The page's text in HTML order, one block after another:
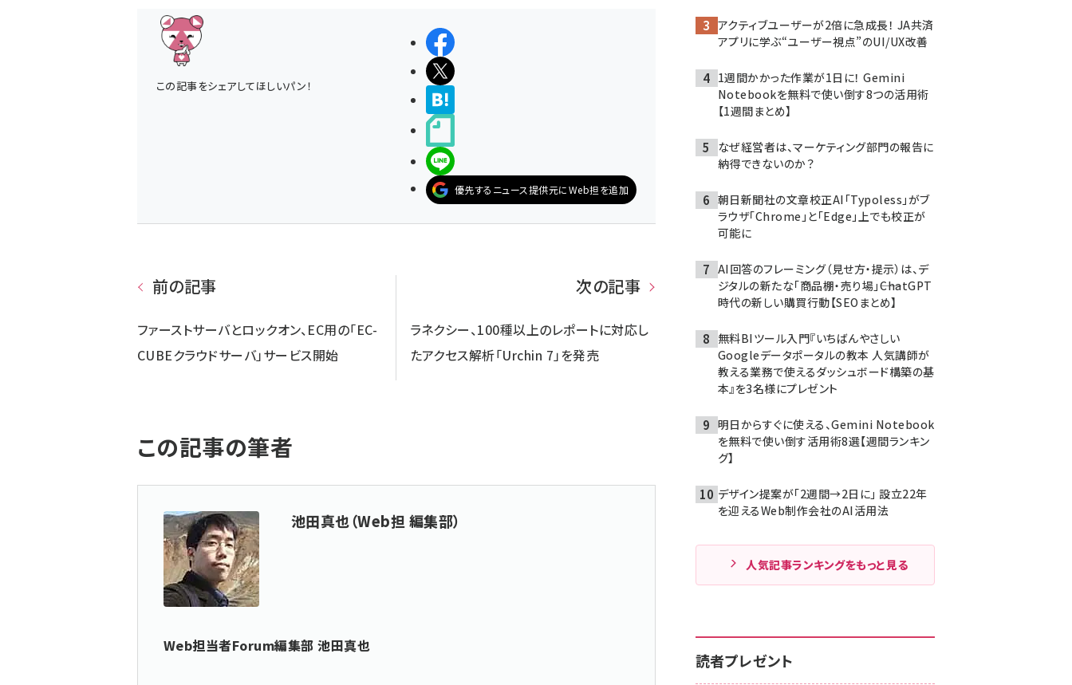
この記事をシェアしてほしいパン！
シェアする
ポストする
LINEで送る
優先するニュース提供元にWeb担を追加
前の記事
ファーストサーバとロックオン、EC用の「EC-
CUBEクラウドサーバ」サービス開始
次の記事
ラネクシー、100種以上のレポートに対応し
たアクセス解析「Urchin 7」を発売
この記事の筆者
池田真也（Web担 編集部）
Web担当者Forum編集部 池田真也
アクティブユーザーが2倍に急成長！ JA共済
アプリに学ぶ“ユーザー視点”のUI/UX改善
1週間かかった作業が1日に！ Gemini
Notebookを無料で使い倒す8つの活用術
【1週間まとめ】
なぜ経営者は、マーケティング部門の報告に
納得できないのか？
朝日新聞社の文章校正AI「Typoless」がブ
ラウザ「Chrome」と「Edge」上でも校正が
可能に
AI回答のフレーミング（見せ方・提示）は、デ
ジタルの新たな「商品棚・売り場」――ChatGPT
時代の新しい購買行動【SEOまとめ】
無料BIツール入門『いちばんやさしい
Googleデータポータルの教本 人気講師が
教える業務で使えるダッシュボード構築の基
本』を3名様にプレゼント
明日からすぐに使える、Gemini Notebook
を無料で使い倒す活用術8選【週間ランキン
グ】
デザイン提案が「2週間→2日に」 設立22年
を迎えるWeb制作会社のAI活用法
人気記事ランキングをもっと見る
読者プレゼント